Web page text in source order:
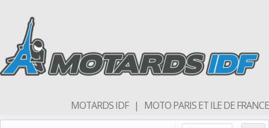
MOTARDS IDF | MOTO PARIS ET ILE DE FRANCE